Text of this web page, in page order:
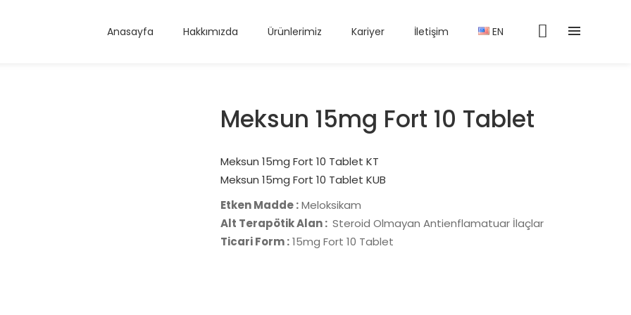
Anasayfa Hakkımızda Ürünlerimiz Kariyer İletişim EN
Meksun 15mg Fort 10 Tablet
Meksun 15mg Fort 10 Tablet KT
Meksun 15mg Fort 10 Tablet KUB
Etken Madde :Meloksikam
Alt Terapötik Alan : Steroid Olmayan Antienflamatuar İlaçlar
Ticari Form :15mg Fort 10 Tablet